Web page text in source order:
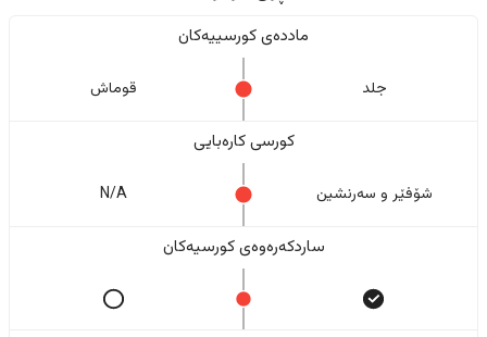
ماددەی کورسییەکان
جلد قوماش
کورسی کارەبایی
شۆفێر و سەرنشین N/A
ساردکەرەوەی کورسیەکان